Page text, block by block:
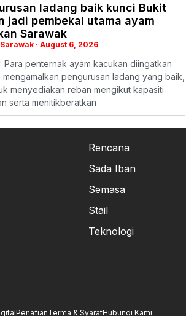
ladang baik kunci Bukit
jadi pembekal utama ayam
Sarawak
August 6, 2026
Para penternak ayam kacukan diingatkan
mengamalkan pengurusan ladang yang baik,
menyediakan reban mengikut kapasiti
serta menitikberatkan
Rencana
Sada Iban
Semasa
Stail
Teknologi
PenafianTerma & SyaratHubungi Kami